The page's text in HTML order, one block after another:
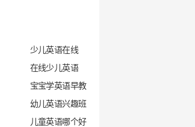
少儿英语在线
在线少儿英语
宝宝学英语早教
幼儿英语兴趣班
儿童英语哪个好